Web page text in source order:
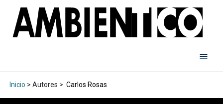
Inicio > Autores > Carlos Rosas